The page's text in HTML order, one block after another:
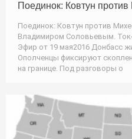
Поединок: Ковтун
Поединок: Ковтун против
Владимиром Соловьевым.
Эфир от 19 мая2016 Донбасс
Ополченцы фиксируют
на границе. Под разговоры о